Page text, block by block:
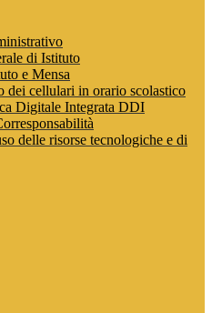
di Istituto
e Mensa
dei cellulari in orario scolastico
Digitale Integrata DDI
delle risorse tecnologiche e di